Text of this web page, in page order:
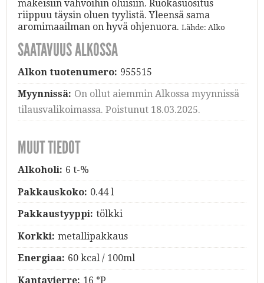
makeisiin vahvoihin oluisiin. Ruokasuositus
riippuu täysin oluen tyylistä. Yleensä sama
aromimaailman on hyvä ohjenuora. Lähde: Alko
SAATAVUUS ALKOSSA
Alkon tuotenumero: 955515
Myynnissä: On ollut aiemmin Alkossa myynnissä
tilausvalikoimassa. Poistunut 18.03.2025.
MUUT TIEDOT
Alkoholi: 6 t-%
Pakkauskoko: 0.44 l
Pakkaustyyppi: tölkki
Korkki: metallipakkaus
Energiaa: 60 kcal / 100ml
Kantavierre: 16 °P